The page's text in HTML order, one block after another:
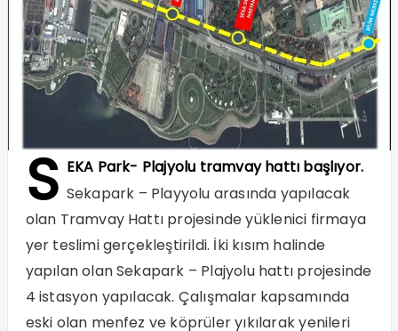
S EKA Park- Plajyolu tramvay hattı başlıyor.
Sekapark – Playyolu arasında yapılacak
olan Tramvay Hattı projesinde yüklenici firmaya
yer teslimi gerçekleştirildi. İki kısım halinde
yapılan olan Sekapark – Plajyolu hattı projesinde
4 istasyon yapılacak. Çalışmalar kapsamında
eski olan menfez ve köprüler yıkılarak yenileri